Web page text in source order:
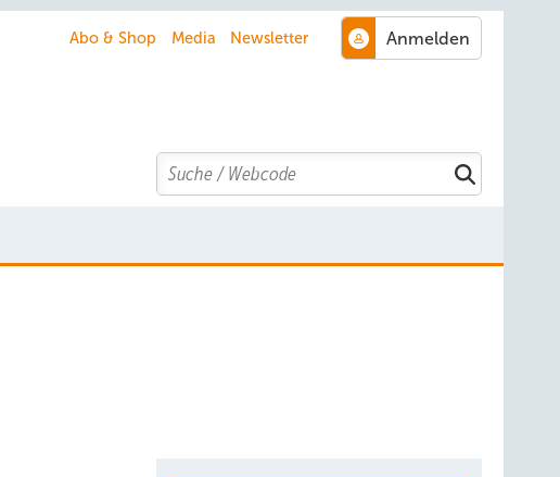
Abo & Shop Media Newsletter
Search